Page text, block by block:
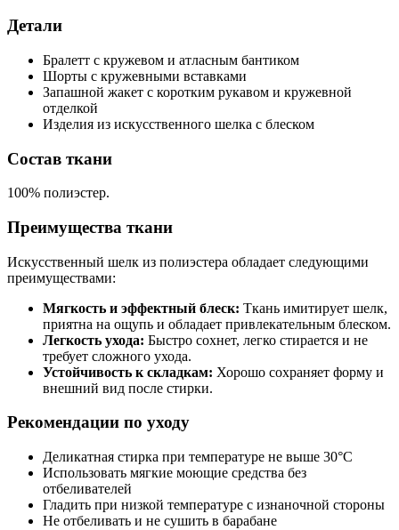
Детали
Бралетт с кружевом и атласным бантиком
Шорты с кружевными вставками
Запашной жакет с коротким рукавом и кружевной
отделкой
Изделия из искусственного шелка с блеском
Состав ткани
100% полиэстер.
Преимущества ткани
Искусственный шелк из полиэстера обладает следующими
преимуществами:
Мягкость и эффектный блеск: Ткань имитирует шелк,
приятна на ощупь и обладает привлекательным блеском.
Легкость ухода: Быстро сохнет, легко стирается и не
требует сложного ухода.
Устойчивость к складкам: Хорошо сохраняет форму и
внешний вид после стирки.
Рекомендации по уходу
Деликатная стирка при температуре не выше 30°C
Использовать мягкие моющие средства без
отбеливателей
Гладить при низкой температуре с изнаночной стороны
Не отбеливать и не сушить в барабане